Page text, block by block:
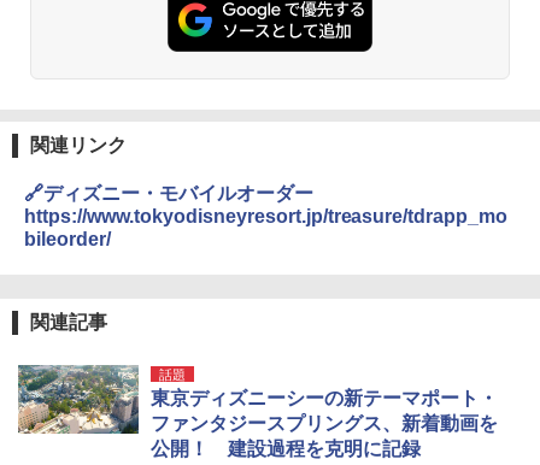
関連リンク
🔗ディズニー・モバイルオーダー
https://www.tokyodisneyresort.jp/treasure/tdrapp_mo
bileorder/
関連記事
話題
東京ディズニーシーの新テーマポート・
ファンタジースプリングス、新着動画を
公開！ 建設過程を克明に記録